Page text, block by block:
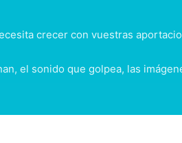
crecer con vuestras
el sonido que golpea, las